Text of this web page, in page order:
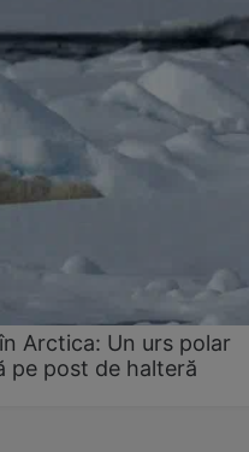
Arctica: Un urs polar
pe post de halteră